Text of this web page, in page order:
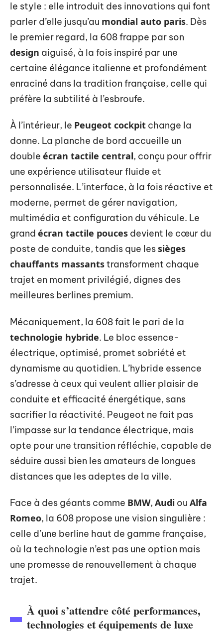
le style : elle introduit des innovations qui font
parler d’elle jusqu’au mondial auto paris. Dès
le premier regard, la 608 frappe par son
design aiguisé, à la fois inspiré par une
certaine élégance italienne et profondément
enraciné dans la tradition française, celle qui
préfère la subtilité à l’esbroufe.
À l’intérieur, le Peugeot cockpit change la
donne. La planche de bord accueille un
double écran tactile central, conçu pour offrir
une expérience utilisateur fluide et
personnalisée. L’interface, à la fois réactive et
moderne, permet de gérer navigation,
multimédia et configuration du véhicule. Le
grand écran tactile pouces devient le cœur du
poste de conduite, tandis que lessièges
chauffants massantstransforment chaque
trajet en moment privilégié, dignes des
meilleures berlines premium.
Mécaniquement, la 608 fait le pari de la
technologie hybride. Le bloc essence-
électrique, optimisé, promet sobriété et
dynamisme au quotidien. L’hybride essence
s’adresse à ceux qui veulent allier plaisir de
conduite et efficacité énergétique, sans
sacrifier la réactivité. Peugeot ne fait pas
l’impasse sur la tendance électrique, mais
opte pour une transition réfléchie, capable de
séduire aussi bien les amateurs de longues
distances que les adeptes de la ville.
Face à des géants comme BMW, Audi ou Alfa
Romeo, la 608 propose une vision singulière :
celle d’une berline haut de gamme française,
où la technologie n’est pas une option mais
une promesse de renouvellement à chaque
trajet.
À quoi s’attendre côté performances,
technologies et équipements de luxe